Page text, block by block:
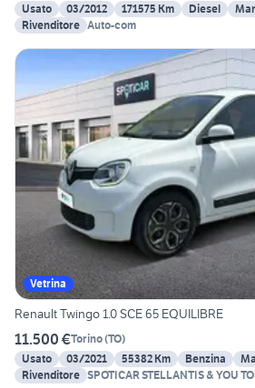
Usato
03/2012 171575 Km Diesel
Rivenditore Auto-com
Vetrina
Renault Twingo 1.0 SCE 65 EQUILIBRE
11.500 €Torino(TO)
Usato
03/2021 55382 Km Benzina
Rivenditore SPOTICAR STELLANTIS & YOU